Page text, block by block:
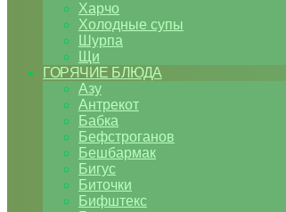
Харчо
Холодные супы
Шурпа
Щи
ГОРЯЧИЕ БЛЮДА
Азу
Антрекот
Бабка
Бефстроганов
Бешбармак
Бигус
Биточки
Бифштекс